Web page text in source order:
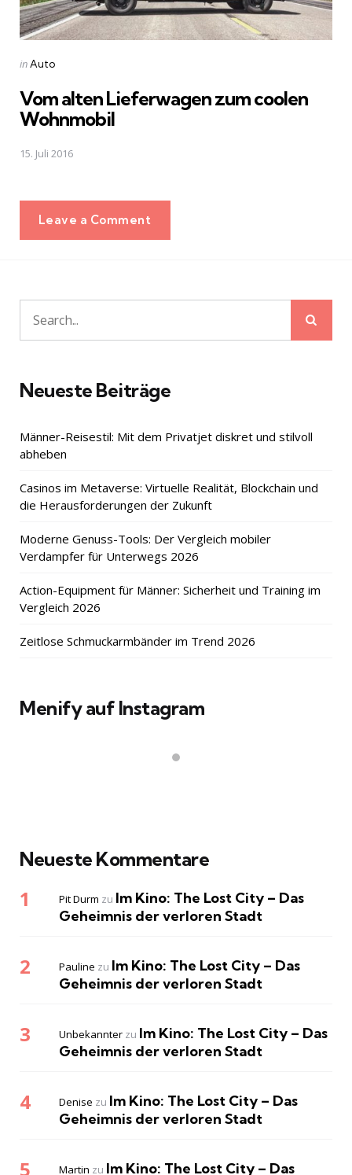
Posted
inAuto
Vom alten Lieferwagen zum coolen
Wohnmobil
15. Juli 2016
Leave a Comment
Search
for:
Neueste Beiträge
Männer-Reisestil: Mit dem Privatjet diskret und stilvoll
abheben
Casinos im Metaverse: Virtuelle Realität, Blockchain und
die Herausforderungen der Zukunft
Moderne Genuss-Tools: Der Vergleich mobiler
Verdampfer für Unterwegs 2026
Action-Equipment für Männer: Sicherheit und Training im
Vergleich 2026
Zeitlose Schmuckarmbänder im Trend 2026
Menify auf Instagram
Neueste Kommentare
Pit Durm zu Im Kino: The Lost City – Das
Geheimnis der verloren Stadt
Pauline zu Im Kino: The Lost City – Das
Geheimnis der verloren Stadt
Unbekannter zu Im Kino: The Lost City – Das
Geheimnis der verloren Stadt
Denise zu Im Kino: The Lost City – Das
Geheimnis der verloren Stadt
Martin zu Im Kino: The Lost City – Das